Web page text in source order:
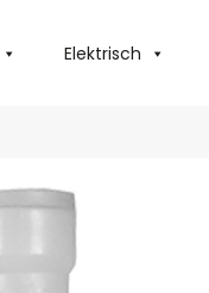
Elektrisch